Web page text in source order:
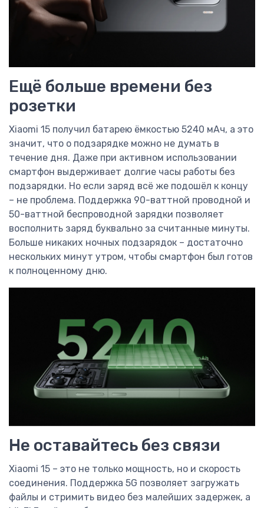
Ещё больше времени без
розетки
Xiaomi 15 получил батарею ёмкостью 5240 мАч, а это
значит, что о подзарядке можно не думать в
течение дня. Даже при активном использовании
смартфон выдерживает долгие часы работы без
подзарядки. Но если заряд всё же подошёл к концу
– не проблема. Поддержка 90-ваттной проводной и
50-ваттной беспроводной зарядки позволяет
восполнить заряд буквально за считанные минуты.
Больше никаких ночных подзарядок – достаточно
нескольких минут утром, чтобы смартфон был готов
к полноценному дню.
Не оставайтесь без связи
Xiaomi 15 – это не только мощность, но и скорость
соединения. Поддержка 5G позволяет загружать
файлы и стримить видео без малейших задержек, а